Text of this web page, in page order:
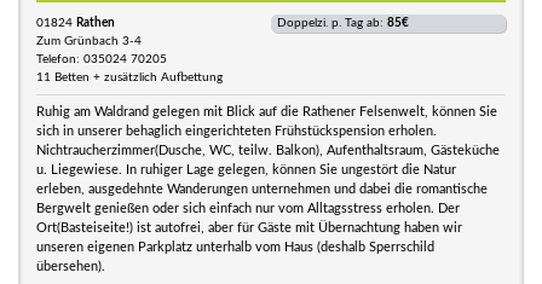
01824 Rathen
Zum Grünbach 3-4
Telefon: 035024 70205
11 Betten + zusätzlich Aufbettung
Doppelzi. p. Tag ab: 85€
Ruhig am Waldrand gelegen mit Blick auf die Rathener Felsenwelt, können Sie
sich in unserer behaglich eingerichteten Frühstückspension erholen.
Nichtraucherzimmer(Dusche, WC, teilw. Balkon), Aufenthaltsraum, Gästeküche
u. Liegewiese. In ruhiger Lage gelegen, können Sie ungestört die Natur
erleben, ausgedehnte Wanderungen unternehmen und dabei die romantische
Bergwelt genießen oder sich einfach nur vom Alltagsstress erholen. Der
Ort(Basteiseite!) ist autofrei, aber für Gäste mit Übernachtung haben wir
unseren eigenen Parkplatz unterhalb vom Haus (deshalb Sperrschild
übersehen).